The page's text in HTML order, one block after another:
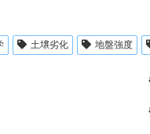
土壌劣化 地盤強度